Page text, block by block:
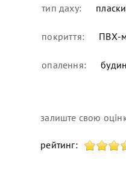
тип даху:
покриття: ПВХ-
опалення:
залиште свою
рейтинг: